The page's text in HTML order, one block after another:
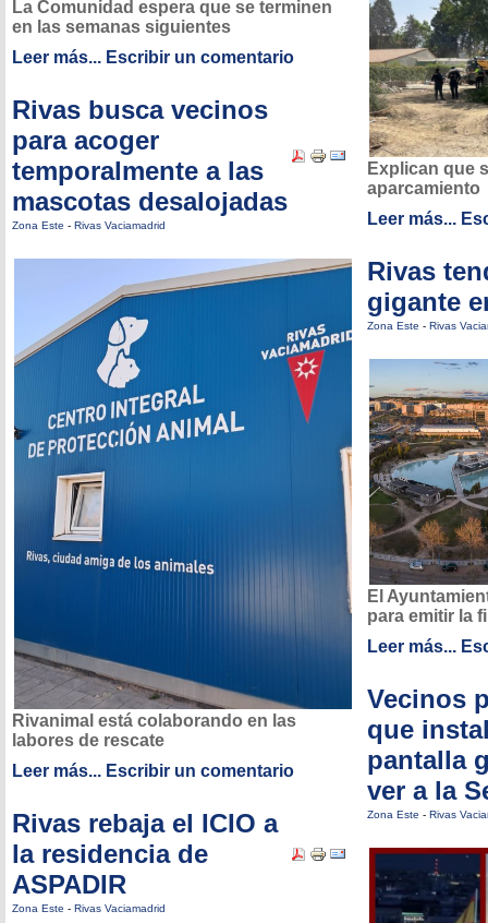
La Comunidad espera que se terminen
en las semanas siguientes
Leer más... Escribir un comentario
Rivas busca vecinos
para acoger
temporalmente a las
mascotas desalojadas
Zona Este - Rivas Vaciamadrid
Rivanimal está colaborando en las
labores de rescate
Leer más... Escribir un comentario
Rivas rebaja el ICIO a
la residencia de
ASPADIR
Zona Este - Rivas Vaciamadrid
Explican que
aparcamiento
Leer más...
Rivas
gigante
Zona Este - Rivas
El
para emitir la
Leer más...
Vecinos
que
pantalla
ver a la
Zona Este - Rivas